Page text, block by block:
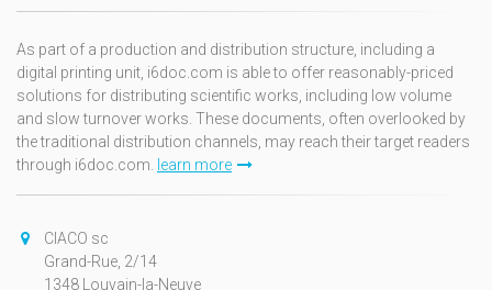
As part of a production and distribution structure, including a
digital printing unit, i6doc.com is able to offer reasonably-priced
solutions for distributing scientific works, including low volume
and slow turnover works. These documents, often overlooked by
the traditional distribution channels, may reach their target readers
through i6doc.com.
learn more
CIACO sc
Grand-Rue, 2/14
1348 Louvain-la-Neuve